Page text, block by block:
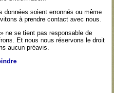
données soient erronnés ou même
à prendre contact avec nous.
ne se tient pas responsable de
Et nous nous réservons le droit
aucun préavis.